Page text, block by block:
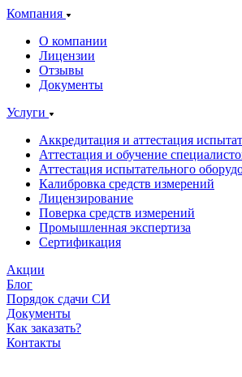
Компания
О компании
Лицензии
Отзывы
Документы
Услуги
Аккредитация и аттестация
Аттестация и обучение
Аттестация испытательного
Калибровка средств измерений
Лицензирование
Поверка средств измерений
Промышленная экспертиза
Сертификация
Акции
Блог
Порядок сдачи СИ
Документы
Как заказать?
Контакты